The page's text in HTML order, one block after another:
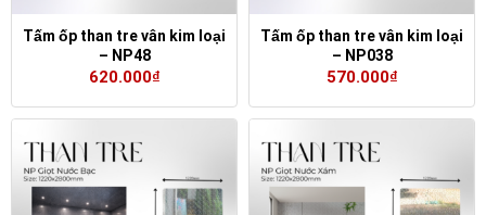
Tấm ốp than tre vân kim loại
– NP48
620.000₫
Tấm ốp than tre vân kim loại
– NP038
570.000₫